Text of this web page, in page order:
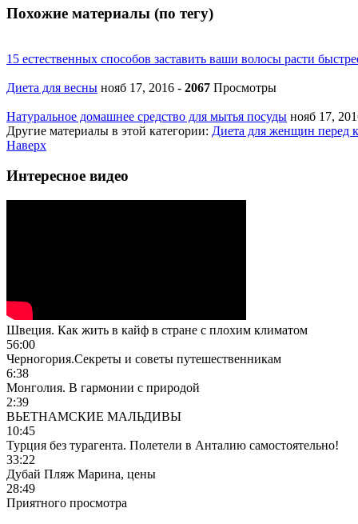
Похожие материалы (по тегу)
15 естественных способов заставить ваши волосы расти
Диета для весны нояб 17, 2016 - 2067 Просмотры
Натуральное домашнее средство для мытья посуды нояб 17,
Другие материалы в этой категории: Диета для женщин перед
Наверх
Интересное видео
Швеция. Как жить в кайф в стране с плохим климатом
56:00
Черногория.Секреты и советы путешественникам
6:38
Монголия. В гармонии с природой
2:39
ВЬЕТНАМСКИЕ МАЛЬДИВЫ
10:45
Турция без турагента. Полетели в Анталию самостоятельно!
33:22
Дубай Пляж Марина, цены
28:49
Приятного просмотра